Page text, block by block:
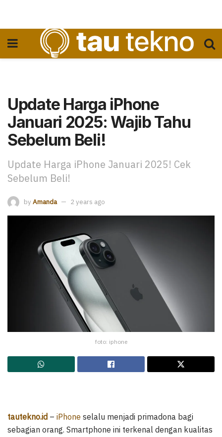
Update Harga iPhone
Januari 2025: Wajib Tahu
Sebelum Beli!
Update Harga iPhone Januari 2025! Cek
Sebelum Beli!
by Amanda 2 years ago
foto: iphone
tautekno.id – iPhone selalu menjadi primadona bagi
sebagian orang. Smartphone ini terkenal dengan kualitas